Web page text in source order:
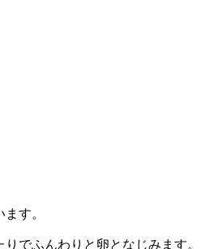
す。
でふんわりと卵となじみます。